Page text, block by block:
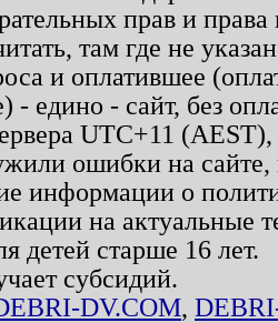
прав и
там где не
и оплатившее
- едино - сайт, без
UTC+11
ошибки на
информации о
на актуальные
детей старше 16 лет.
субсидий.
DV.COM,